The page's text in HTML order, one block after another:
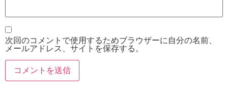
次回のコメントで使用するためブラウザーに自分の名前、
メールアドレス、サイトを保存する。